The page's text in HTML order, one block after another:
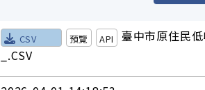
CSV 預覽 API
臺中市原住民
_.CSV